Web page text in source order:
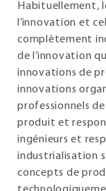
Habituellement,
l’innovation et
complètement
de l’innovation
innovations de
innovations
professionnels
produit et
ingénieurs et
industrialisation
concepts de